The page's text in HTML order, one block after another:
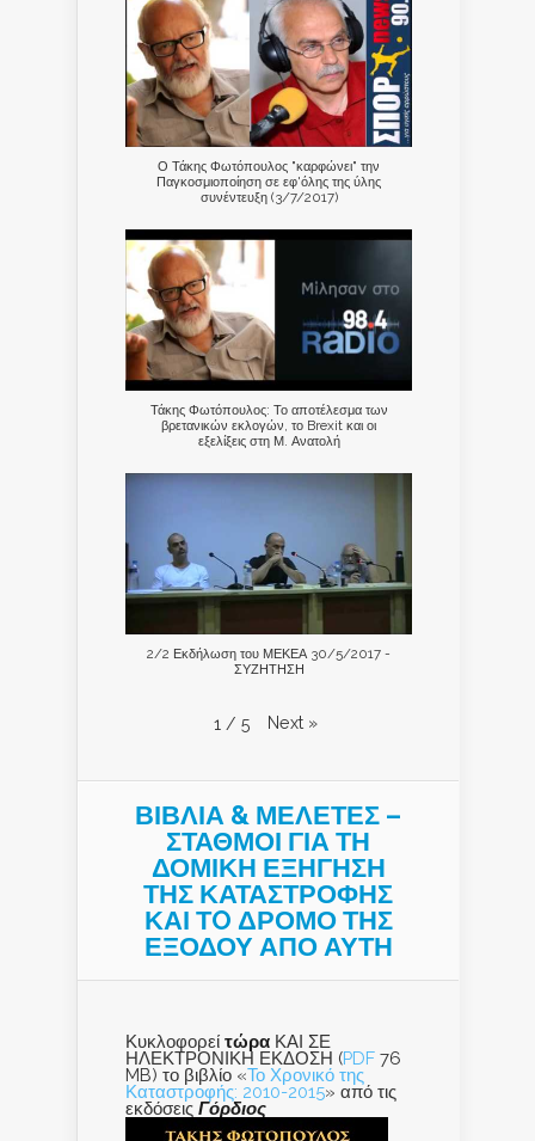
Ο Τάκης Φωτόπουλος "καρφώνει" την
Παγκοσμιοποίηση σε εφ'όλης της ύλης
συνέντευξη (3/7/2017)
Τάκης Φωτόπουλος: Το αποτέλεσμα των
βρετανικών εκλογών, το Brexit και οι
εξελίξεις στη Μ. Ανατολή
2/2 Εκδήλωση του ΜΕΚΕΑ 30/5/2017 -
ΣΥΖΗΤΗΣΗ
1 / 5 Next »
ΒΙΒΛΙΑ & ΜΕΛΕΤΕΣ –
ΣΤΑΘΜΟΙ ΓΙΑ ΤΗ
ΔΟΜΙΚΗ ΕΞΗΓΗΣΗ
ΤΗΣ ΚΑΤΑΣΤΡΟΦΗΣ
ΚΑΙ ΤO ΔΡΟΜΟ ΤΗΣ
ΕΞΟΔΟΥ ΑΠΟ ΑΥΤΗ
Κυκλοφορεί τώρα ΚΑΙ ΣΕ
ΗΛΕΚΤΡΟΝΙΚΗ ΕΚΔΟΣΗ (PDF 76
MB) το βιβλίο «Το Χρονικό της
Καταστροφής: 2010-2015» από τις
εκδόσεις Γόρδιος